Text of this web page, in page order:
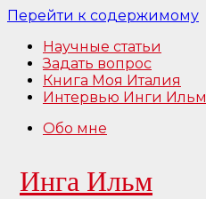
Перейти к содержимому
Научные статьи
Задать вопрос
Книга Моя Италия
Интервью Инги Ильм
Обо мне
Инга Ильм